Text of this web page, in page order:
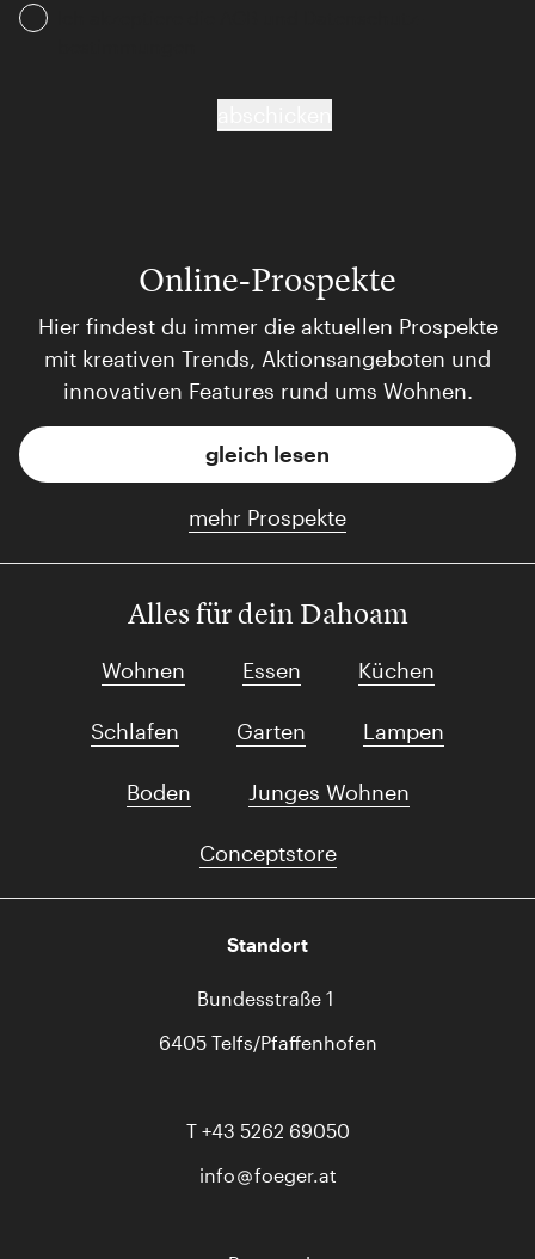
Online-Prospekte
Hier findest du immer die aktuellen Prospekte
mit kreativen Trends, Aktionsangeboten und
innovativen Features rund ums Wohnen.
gleich lesen
mehr Prospekte
Alles für dein Dahoam
Wohnen Essen Küchen
Schlafen Garten Lampen
Boden Junges Wohnen
Conceptstore
Standort
Bundesstraße 1
6405 Telfs/Pfaffenhofen
T +43 5262 69050
info
foeger.at